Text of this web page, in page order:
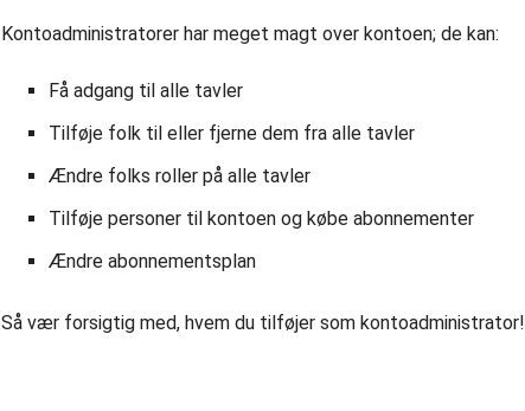
Kontoadministratorer har meget magt over kontoen; de kan:
Få adgang til alle tavler
Tilføje folk til eller fjerne dem fra alle tavler
Ændre folks roller på alle tavler
Tilføje personer til kontoen og købe abonnementer
Ændre abonnementsplan
Så vær forsigtig med, hvem du tilføjer som kontoadministrator!